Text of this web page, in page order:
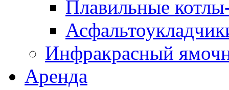
Плавильные
Инфракрасный
Аренда